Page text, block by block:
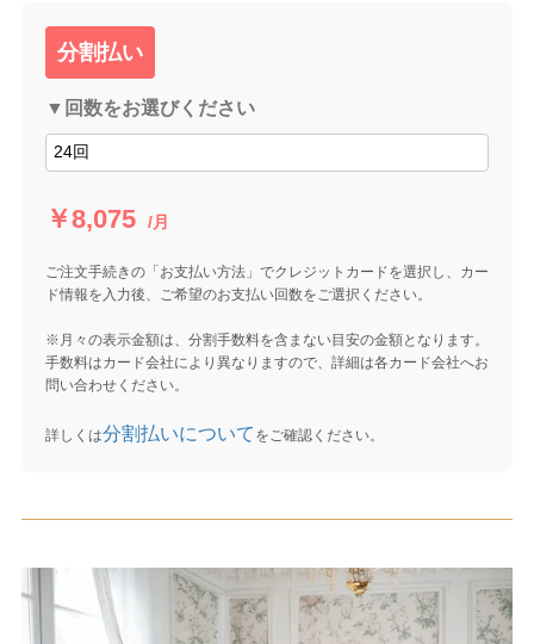
分割払い
▼回数をお選びください
￥8,075 /月
ご注文手続きの「お支払い方法」でクレジットカードを選択し、カー
ド情報を入力後、ご希望のお支払い回数をご選択ください。
※月々の表示金額は、分割手数料を含まない目安の金額となります。
手数料はカード会社により異なりますので、詳細は各カード会社へお
問い合わせください。
詳しくは分割払いについて をご確認ください。